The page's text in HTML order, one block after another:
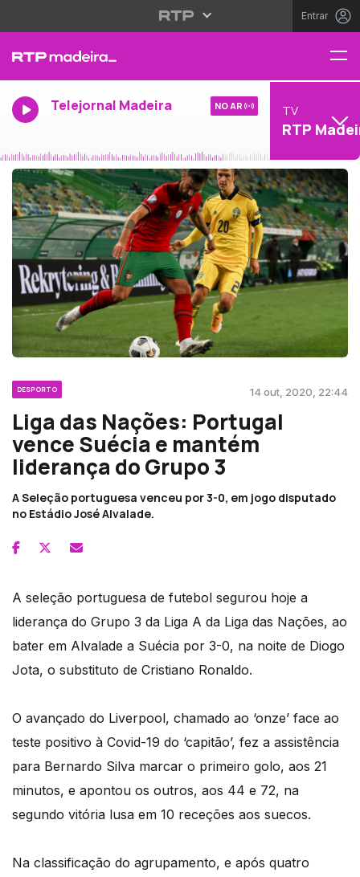
Entrar
Telejornal Madeira NO AR TV
RTP
DESPORTO 14 out, 2020, 22:44
Liga das Nações: Portugal
vence Suécia e mantém
liderança do Grupo 3
A Seleção portuguesa venceu por 3-0, em jogo disputado
no Estádio José Alvalade.
A seleção portuguesa de futebol segurou hoje a
liderança do Grupo 3 da Liga A da Liga das Nações, ao
bater em Alvalade a Suécia por 3-0, na noite de Diogo
Jota, o substituto de Cristiano Ronaldo.
O avançado do Liverpool, chamado ao ‘onze’ face ao
teste positivo à Covid-19 do ‘capitão’, fez a assistência
para Bernardo Silva marcar o primeiro golo, aos 21
minutos, e apontou os outros, aos 44 e 72, na
segundo vitória lusa em 10 receções aos suecos.
Na classificação do agrupamento, e após quatro